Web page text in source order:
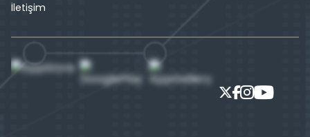
İletişim